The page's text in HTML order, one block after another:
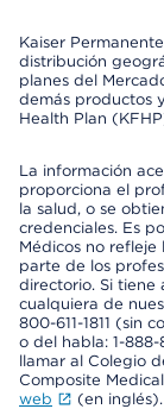
Kaiser
distribución
planes del
demás productos
Health Plan
La información
proporciona el
la salud, o se
credenciales. Es
Médicos no
parte de los
directorio. Si tiene
cualquiera de
800-611-1811 (sin
o del habla: 1-888-
llamar al Colegio
Composite
web
(en inglés).